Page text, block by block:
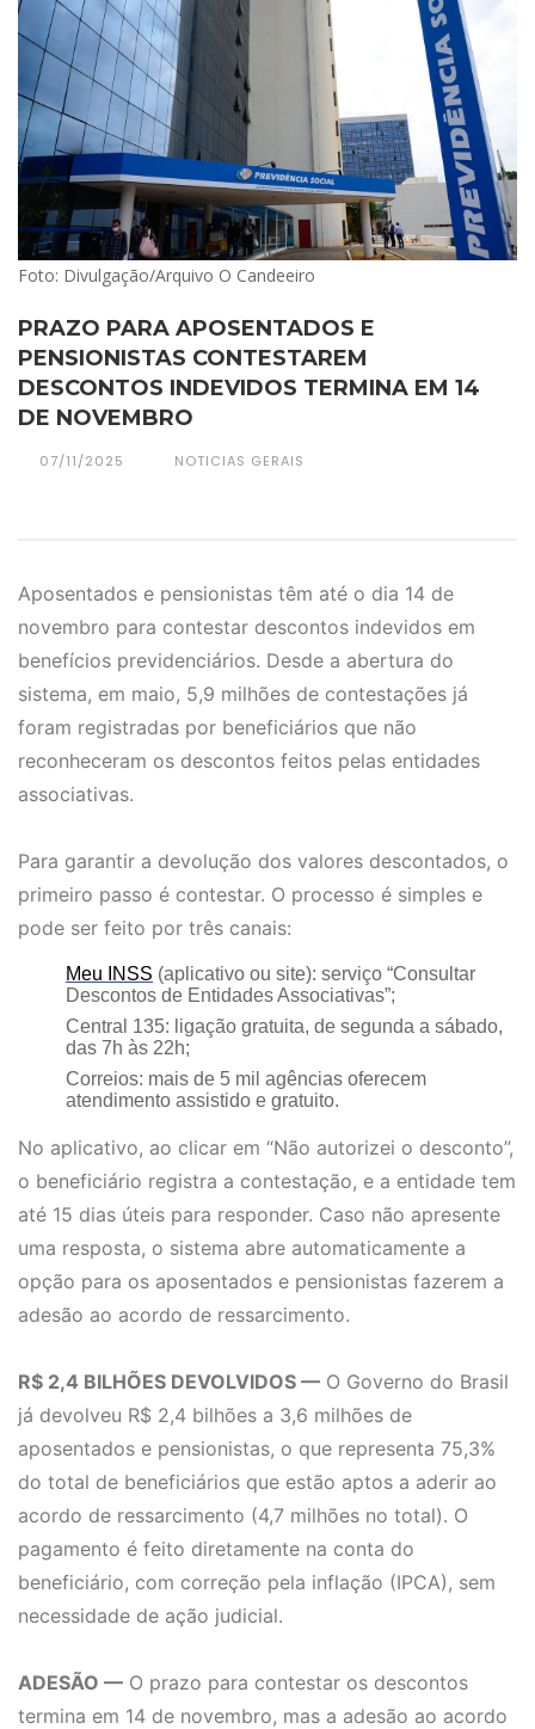
Foto: Divulgação/Arquivo O Candeeiro
PRAZO PARA APOSENTADOS E
PENSIONISTAS CONTESTAREM
DESCONTOS INDEVIDOS TERMINA EM 14
DE NOVEMBRO
07/11/2025 NOTICIAS GERAIS
Aposentados e pensionistas têm até o dia 14 de
novembro para contestar descontos indevidos em
benefícios previdenciários. Desde a abertura do
sistema, em maio, 5,9 milhões de contestações já
foram registradas por beneficiários que não
reconheceram os descontos feitos pelas entidades
associativas.
Para garantir a devolução dos valores descontados, o
primeiro passo é contestar. O processo é simples e
pode ser feito por três canais:
Meu INSS (aplicativo ou site): serviço “Consultar
Descontos de Entidades Associativas”;
Central 135: ligação gratuita, de segunda a sábado,
das 7h às 22h;
Correios: mais de 5 mil agências oferecem
atendimento assistido e gratuito.
No aplicativo, ao clicar em “Não autorizei o desconto”,
o beneficiário registra a contestação, e a entidade tem
até 15 dias úteis para responder. Caso não apresente
uma resposta, o sistema abre automaticamente a
opção para os aposentados e pensionistas fazerem a
adesão ao acordo de ressarcimento.
R$ 2,4 BILHÕES DEVOLVIDOS — O Governo do Brasil
já devolveu R$ 2,4 bilhões a 3,6 milhões de
aposentados e pensionistas, o que representa 75,3%
do total de beneficiários que estão aptos a aderir ao
acordo de ressarcimento (4,7 milhões no total). O
pagamento é feito diretamente na conta do
beneficiário, com correção pela inflação (IPCA), sem
necessidade de ação judicial.
ADESÃO — O prazo para contestar os descontos
termina em 14 de novembro, mas a adesão ao acordo